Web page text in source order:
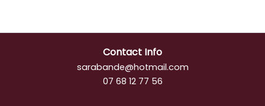
Contact Info
sarabande@hotmail.com
07 68 12 77 56